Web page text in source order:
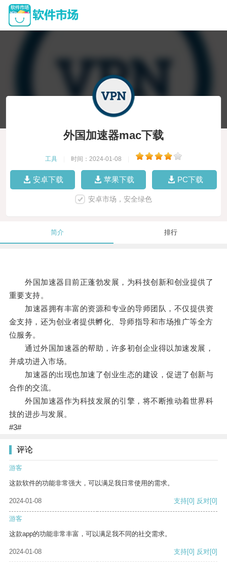
外国加速器mac下载
工具 时间：2024-01-08
安卓下载 苹果下载 PC下载
安卓市场，安全绿色
简介 排行
外国加速器目前正蓬勃发展，为科技创新和创业提供了
重要支持。
加速器拥有丰富的资源和专业的导师团队，不仅提供资
金支持，还为创业者提供孵化、导师指导和市场推广等全方
位服务。
通过外国加速器的帮助，许多初创企业得以加速发展，
并成功进入市场。
加速器的出现也加速了创业生态的建设，促进了创新与
合作的交流。
外国加速器作为科技发展的引擎，将不断推动着世界科
技的进步与发展。
#3#
评论
游客
这款软件的功能非常强大，可以满足我日常使用的需求。
2024-01-08 支持[0] 反对[0]
游客
这款app的功能非常丰富，可以满足我不同的社交需求。
2024-01-08 支持[0] 反对[0]